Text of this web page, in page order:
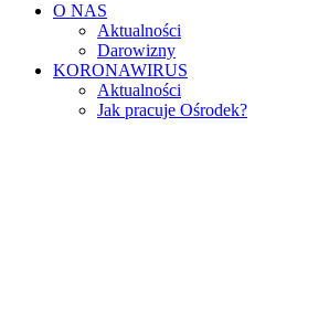
O NAS
Aktualności
Darowizny
KORONAWIRUS
Aktualności
Jak pracuje Ośrodek?